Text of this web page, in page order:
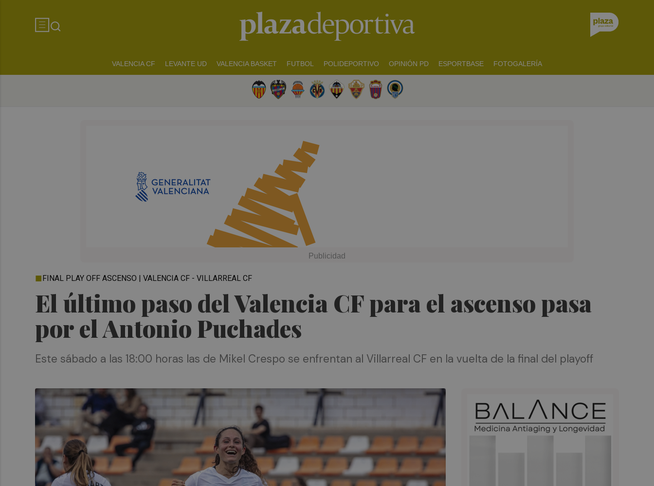
VALENCIA CF LEVANTE UD VALENCIA BASKET FUTBOL POLIDEPORTIVO OPINIÓN PD ESPORTBASE FOTOGALERÍA
El último paso del Valencia CF para el ascenso pasa
por el Antonio Puchades
FINAL PLAY OFF ASCENSO | VALENCIA CF - VILLARREAL CF
Este sábado a las 18:00 horas las de Mikel Crespo se enfrentan al Villarreal CF en la vuelta de la final del playoff